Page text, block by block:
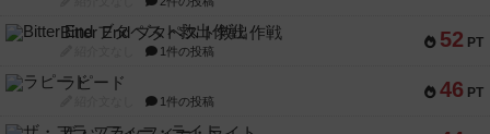
52 PT
Bitter End ブタペスト救出作戦
1件の投稿
46 PT
ラピード
1件の投稿